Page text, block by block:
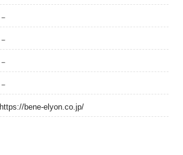
－
－
－
－
https://bene-elyon.co.jp/